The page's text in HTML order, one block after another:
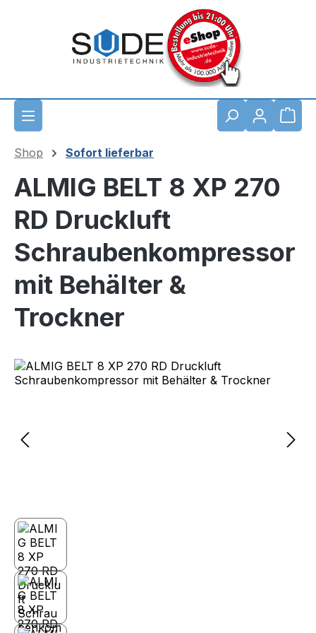
Shop Sofort lieferbar
ALMIG BELT 8 XP 270
RD Druckluft
Schraubenkompressor
mit Behälter &
Trockner
Bildergalerie überspringen